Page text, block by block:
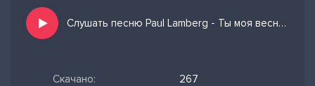
Слушать песню Paul Lamberg - Ты моя весна и добавить в избранных
Скачано:
267